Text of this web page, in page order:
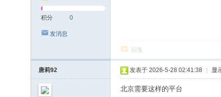
积分 0
发消息
回复
唐莉92 发表于 2026-5-28 02:41:38 显
北京需要这样的平台